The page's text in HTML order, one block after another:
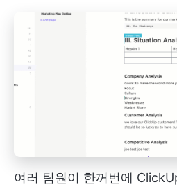
여러 팀원이 한꺼번에